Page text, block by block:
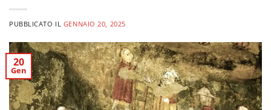
PUBBLICATO IL GENNAIO 20, 2025
20
Gen